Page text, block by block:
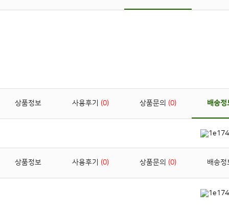
상품정보 사용후기 0 상품문의 0 배송정
상품정보 사용후기 0 상품문의 0 배송정